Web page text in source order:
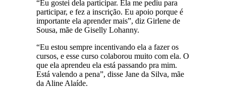
“Eu gostei dela participar. Ela me pediu para
participar, e fez a inscrição. Eu apoio porque é
importante ela aprender mais”, diz Girlene de
Sousa, mãe de Giselly Lohanny.
“Eu estou sempre incentivando ela a fazer os
cursos, e esse curso colaborou muito com ela. O
que ela aprendeu ela está passando pra mim.
Está valendo a pena”, disse Jane da Silva, mãe
da Aline Alaíde.